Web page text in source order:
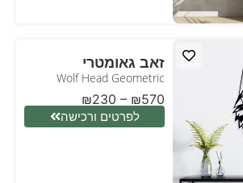
זאב גאומטרי
Wolf Head Geometric
₪230 – ₪570
לפרטים ורכישה